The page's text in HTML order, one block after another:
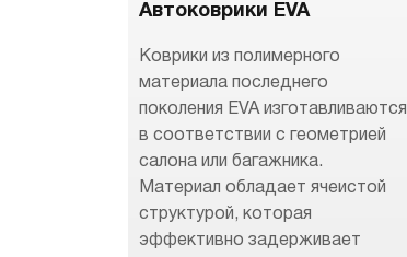
Автоковрики EVA
Коврики из полимерного
материала последнего
поколения EVA изготавливаются
в соответствии с геометрией
салона или багажника.
Материал обладает ячеистой
структурой, которая
эффективно задерживает